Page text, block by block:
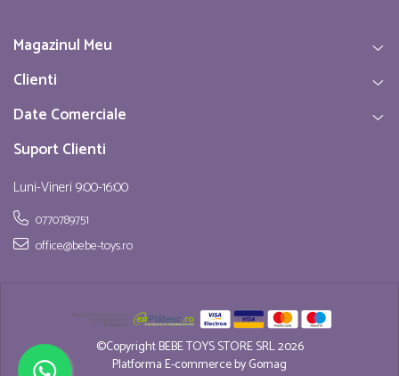
Magazinul Meu
Clienti
Date Comerciale
Suport Clienti
Luni-Vineri 9:00-16:00
0770789751
office@bebe-toys.ro
©Copyright BEBE TOYS STORE SRL 2026
Platforma E-commerce by Gomag